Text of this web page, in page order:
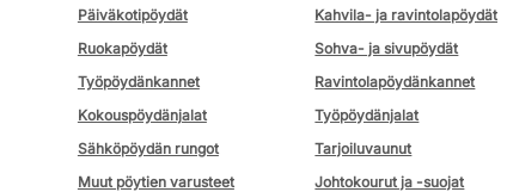
Päiväkotipöydät
Kahvila- ja ravintolapöydät
Ruokapöydät
Sohva- ja sivupöydät
Työpöydänkannet
Ravintolapöydänkannet
Kokouspöydänjalat
Työpöydänjalat
Sähköpöydän rungot
Tarjoiluvaunut
Muut pöytien varusteet
Johtokourut ja -suojat